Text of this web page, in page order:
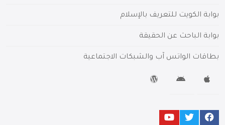
بوابة الكويت للتعريف بالإسلام
بوابة الباحث عن الحقيقة
بطاقات الواتس آب والشبكات الاجتماعية